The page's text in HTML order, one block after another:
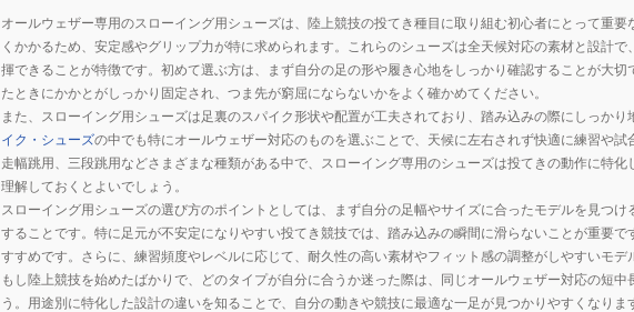
オールウェザー専用のスローイング用シューズは、陸上競技の投てき種目に取り組む初心者にとって重
くかかるため、安定感やグリップ力が特に求められます。これらのシューズは全天候対応の素材と設計
揮できることが特徴です。初めて選ぶ方は、まず自分の足の形や履き心地をしっかり確認することが大
たときにかかとがしっかり固定され、つま先が窮屈にならないかをよく確かめてください。
また、スローイング用シューズは足裏のスパイク形状や配置が工夫されており、踏み込みの際にしっかり
イク・シューズの中でも特にオールウェザー対応のものを選ぶことで、天候に左右されず快適に練習や
走幅跳用、三段跳用などさまざまな種類がある中で、スローイング専用のシューズは投てきの動作に特
理解しておくとよいでしょう。
スローイング用シューズの選び方のポイントとしては、まず自分の足幅やサイズに合ったモデルを見つ
することです。特に足元が不安定になりやすい投てき競技では、踏み込みの瞬間に滑らないことが重要で
すすめです。さらに、練習頻度やレベルに応じて、耐久性の高い素材やフィット感の調整がしやすいモデ
もし陸上競技を始めたばかりで、どのタイプが自分に合うか迷った際は、同じオールウェザー対応の短
う。用途別に特化した設計の違いを知ることで、自分の動きや競技に最適な一足が見つかりやすくなり